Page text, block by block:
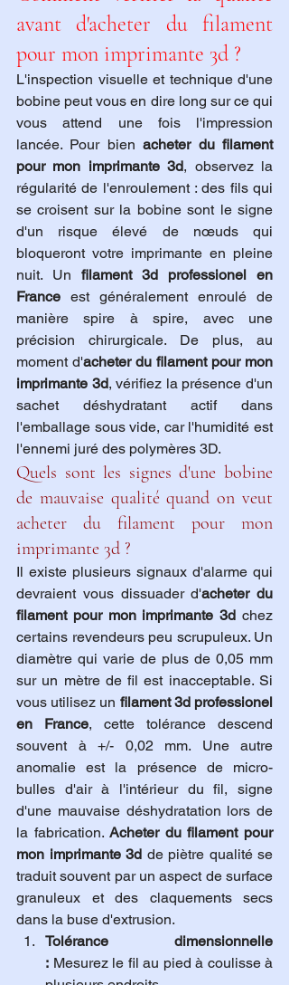
avant d'acheter du filament
pour mon imprimante 3d ?
L'inspection visuelle et technique d'une
bobine peut vous en dire long sur ce qui
vous attend une fois l'impression
lancée. Pour bien acheter du filament
pour mon imprimante 3d, observez la
régularité de l'enroulement : des fils qui
se croisent sur la bobine sont le signe
d'un risque élevé de nœuds qui
bloqueront votre imprimante en pleine
nuit. Un filament 3d professionel en
France est généralement enroulé de
manière spire à spire, avec une
précision chirurgicale. De plus, au
moment d'acheter du filament pour mon
imprimante 3d, vérifiez la présence d'un
sachet déshydratant actif dans
l'emballage sous vide, car l'humidité est
l'ennemi juré des polymères 3D.
Quels sont les signes d'une bobine
de mauvaise qualité quand on veut
acheter du filament pour mon
imprimante 3d ?
Il existe plusieurs signaux d'alarme qui
devraient vous dissuader d'acheter du
filament pour mon imprimante 3d chez
certains revendeurs peu scrupuleux. Un
diamètre qui varie de plus de 0,05 mm
sur un mètre de fil est inacceptable. Si
vous utilisez un filament 3d professionel
en France, cette tolérance descend
souvent à +/- 0,02 mm. Une autre
anomalie est la présence de micro-
bulles d'air à l'intérieur du fil, signe
d'une mauvaise déshydratation lors de
la fabrication. Acheter du filament pour
mon imprimante 3d de piètre qualité se
traduit souvent par un aspect de surface
granuleux et des claquements secs
dans la buse d'extrusion.
Tolérance dimensionnelle
: Mesurez le fil au pied à coulisse à